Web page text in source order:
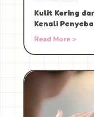
Kulit Kering
Kenali
Read More >